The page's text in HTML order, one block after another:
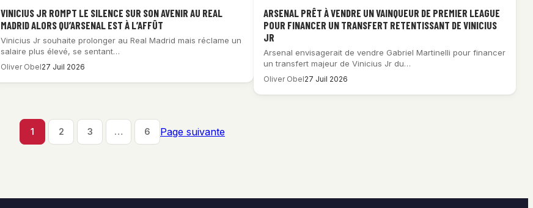
VINICIUS JR ROMPT LE SILENCE SUR SON AVENIR AU REAL
MADRID ALORS QU’ARSENAL EST À L’AFFÛT
Vinicius Jr souhaite prolonger au Real Madrid mais réclame un
salaire plus élevé, se sentant…
Oliver Obel27 Juil 2026
ARSENAL PRÊT À VENDRE UN VAINQUEUR DE PREMIER LEAGUE
POUR FINANCER UN TRANSFERT RETENTISSANT DE VINICIUS
JR
Arsenal envisagerait de vendre Gabriel Martinelli pour financer
un transfert majeur de Vinicius Jr du…
Oliver Obel27 Juil 2026
1 2 3 … 6 Page suivante